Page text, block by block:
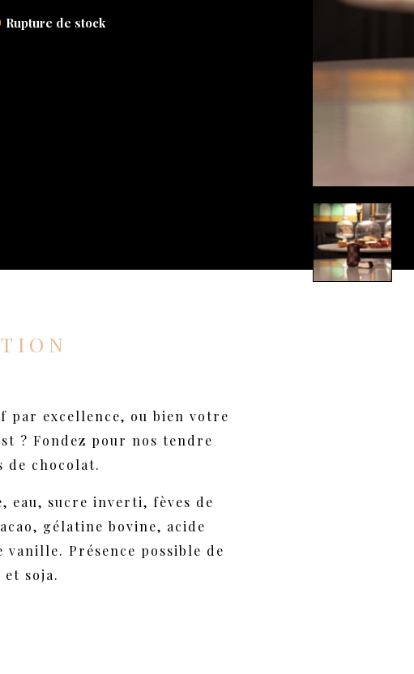
Rupture de stock
par excellence, ou bien votre
? Fondez pour nos tendre
de chocolat.
eau, sucre inverti, fèves de
gélatine bovine, acide
Présence possible de
soja.